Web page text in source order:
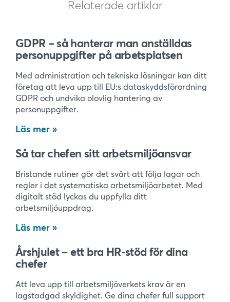
Relaterade artiklar
GDPR – så hanterar man anställdas
personuppgifter på arbetsplatsen
Med administration och tekniska lösningar kan ditt
företag att leva upp till EU:s dataskyddsförordning
GDPR och undvika olovlig hantering av
personuppgifter.
Läs mer
Så tar chefen sitt arbetsmiljöansvar
Bristande rutiner gör det svårt att följa lagar och
regler i det systematiska arbetsmiljöarbetet. Med
digitalt stöd lyckas du uppfylla ditt
arbetsmiljöuppdrag.
Läs mer
Årshjulet – ett bra HR-stöd för dina
chefer
Att leva upp till arbetsmiljöverkets krav är en
lagstadgad skyldighet. Ge dina chefer full support